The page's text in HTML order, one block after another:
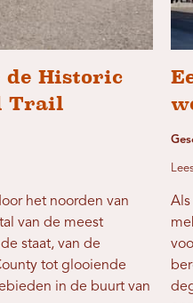
de Historic
Trail
het noorden van
van de meest
staat, van de
tot glooiende
in de buurt van